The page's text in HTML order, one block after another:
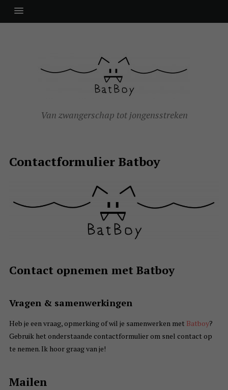
Van zwangerschap tot jongensstreken
Contactformulier Batboy
Contact opnemen met Batboy
Vragen & samenwerkingen
Heb je een vraag, opmerking of wil je samenwerken met Batboy?
Gebruik het onderstaande contactformulier om snel contact op
te nemen. Ik hoor graag van je!
Mailen